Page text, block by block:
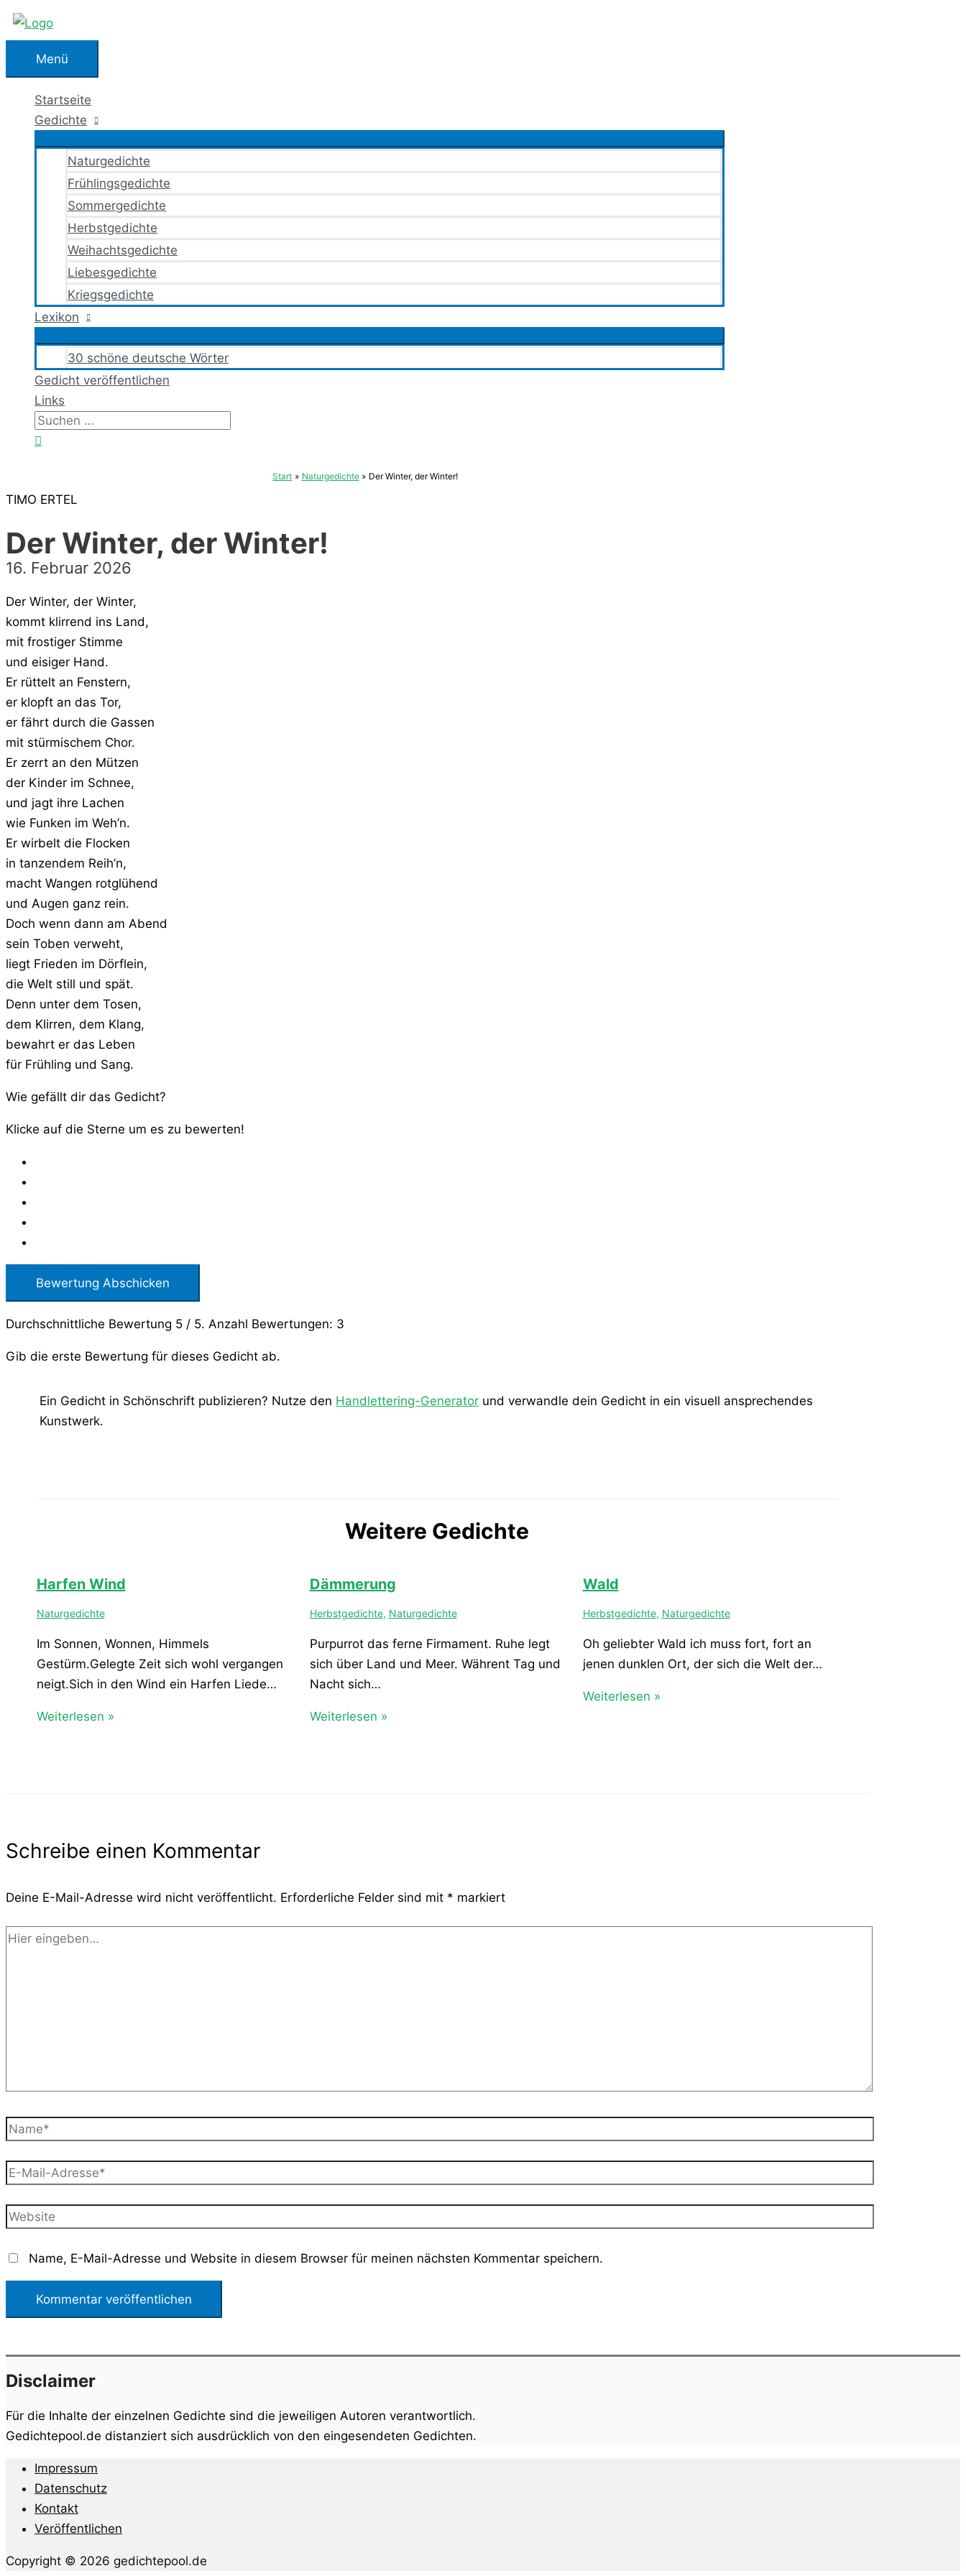
Zum
springenMenü
Menü
Startseite
Gedichte
Naturgedichte
Frühlingsgedichte
Sommergedichte
Herbstgedichte
Weihachtsgedichte
Liebesgedichte
Kriegsgedichte
Lexikon
30 schöne deutsche Wörter
Gedicht veröffentlichen
Links
Suchen
nach:
Start Naturgedichte Der Winter, der Winter!
TIMO ERTEL
Der Winter, der Winter!
16. Februar 2026
Der Winter, der Winter,
kommt klirrend ins Land,
mit frostiger Stimme
und eisiger Hand.
Er rüttelt an Fenstern,
er klopft an das Tor,
er fährt durch die Gassen
mit stürmischem Chor.
Er zerrt an den Mützen
der Kinder im Schnee,
und jagt ihre Lachen
wie Funken im Weh’n.
Er wirbelt die Flocken
in tanzendem Reih’n,
macht Wangen rotglühend
und Augen ganz rein.
Doch wenn dann am Abend
sein Toben verweht,
liegt Frieden im Dörflein,
die Welt still und spät.
Denn unter dem Tosen,
dem Klirren, dem Klang,
bewahrt er das Leben
für Frühling und Sang.
Wie gefällt dir das Gedicht?
Klicke auf die Sterne um es zu bewerten!
Bewertung Abschicken
Durchschnittliche Bewertung 5 / 5. Anzahl Bewertungen: 3
Gib die erste Bewertung für dieses Gedicht ab.
Ein Gedicht in Schönschrift publizieren? Nutze den Handlettering-Generator und verwandle dein Gedicht in ein visuell ansprechendes
Kunstwerk.
Weitere Gedichte
Harfen Wind
Naturgedichte
Im Sonnen, Wonnen, Himmels
Gestürm.Gelegte Zeit sich wohl vergangen
neigt.Sich in den Wind ein Harfen Liede…
Weiterlesen »
Dämmerung
Herbstgedichte, Naturgedichte
Purpurrot das ferne Firmament. Ruhe legt
sich über Land und Meer. Währent Tag und
Nacht sich…
Weiterlesen »
Wald
Herbstgedichte, Naturgedichte
Oh geliebter Wald ich muss fort, fort an
jenen dunklen Ort, der sich die Welt der…
Weiterlesen »
Schreibe einen Kommentar
Deine E-Mail-Adresse wird nicht veröffentlicht. Erforderliche Felder sind mit * markiert
Hier
Name*
E-
Adresse*
Website
Name, E-Mail-Adresse und Website in diesem Browser für meinen nächsten Kommentar speichern.
Disclaimer
Für die Inhalte der einzelnen Gedichte sind die jeweiligen Autoren verantwortlich.
Gedichtepool.de distanziert sich ausdrücklich von den eingesendeten Gedichten.
Impressum
Datenschutz
Kontakt
Veröffentlichen
Copyright © 2026 gedichtepool.de